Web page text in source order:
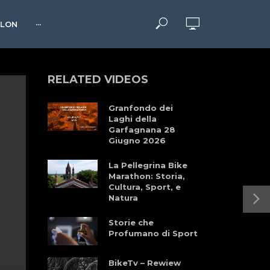
···
RELATED VIDEOS
Granfondo dei
Laghi della
Garfagnana 28
Giugno 2026
La Pellegrina Bike
Marathon: Storia,
Cultura, Sport, e
Natura
Storie che
Profumano di Sport
BikeTv – Rewiew